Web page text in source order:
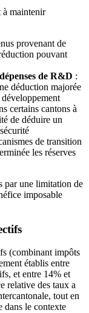
à maintenir
provenant de
pouvant
de R&D :
déduction majorée
certains cantons à
de déduire un
de transition
les réserves
par une limitation de
imposable
(combinant impôts
établis entre
et entre 14% et
relative des taux a
tout en
dans le contexte